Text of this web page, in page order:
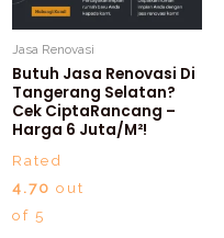
Jasa Renovasi
Butuh Jasa Renovasi Di
Tangerang Selatan?
Cek CiptaRancang –
Harga 6 Juta/m²!
Rated
4.70 out
of 5